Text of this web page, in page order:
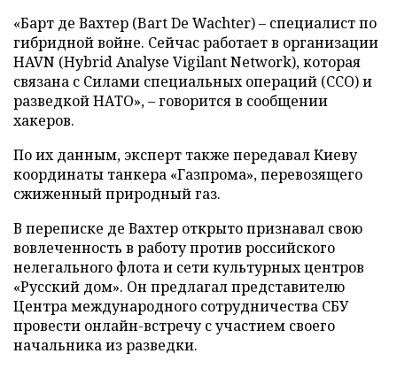
«Барт де Вахтер (Bart De Wachter) – специалист по
гибридной войне. Сейчас работает в организации
HAVN (Hybrid Analyse Vigilant Network), которая
связана с Силами специальных операций (ССО) и
разведкой НАТО», – говорится в сообщении
хакеров.
По их данным, эксперт также передавал Киеву
координаты танкера «Газпрома», перевозящего
сжиженный природный газ.
В переписке де Вахтер открыто признавал свою
вовлеченность в работу против российского
нелегального флота и сети культурных центров
«Русский дом». Он предлагал представителю
Центра международного сотрудничества СБУ
провести онлайн-встречу с участием своего
начальника из разведки.